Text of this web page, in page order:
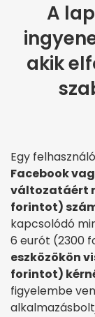
A
akik
Egy felhasználó
Facebook
változatáért
forintot)
kapcsolódó
6 eurót (2300
eszközökön
forintot)
figyelembe